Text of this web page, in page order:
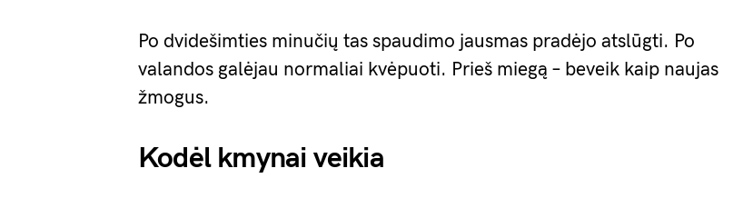
Po dvidešimties minučių tas spaudimo jausmas pradėjo atslūgti. Po
valandos galėjau normaliai kvėpuoti. Prieš miegą – beveik kaip naujas
žmogus.
Kodėl kmynai veikia